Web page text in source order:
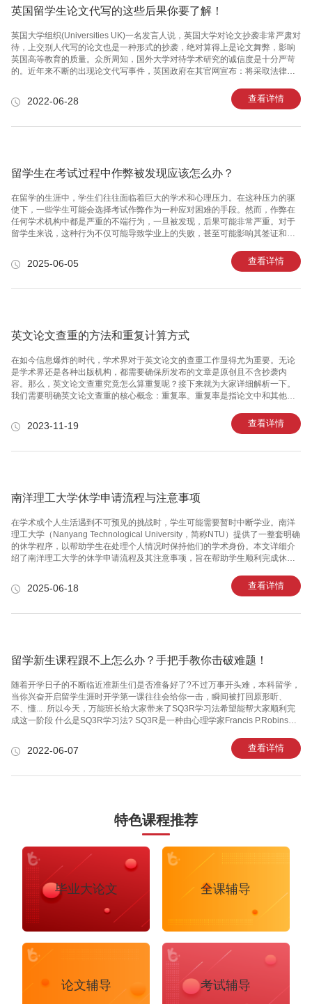
英国留学生论文代写的这些后果你要了解！
英国大学组织(Universities UK)一名发言人说，英国大学对论文抄袭非常严肃对
待，上交别人代写的论文也是一种形式的抄袭，绝对算得上是论文舞弊，影响
英国高等教育的质量。众所周知，国外大学对待学术研究的诚信度是十分严苛
的。近年来不断的出现论文代写事件，英国政府在其官网宣布：将采取法律手
告的一瞬间，就是踏进圈套的开始。看着他们扑面而来的大号加粗字眼“零风
2022-06-28 查看详情
留学生在考试过程中作弊被发现应该怎么办？
在留学的生涯中，学生们往往面临着巨大的学术和心理压力。在这种压力的驱
使下，一些学生可能会选择考试作弊作为一种应对困难的手段。然而，作弊在
任何学术机构中都是严重的不端行为，一旦被发现，后果可能非常严重。对于
留学生来说，这种行为不仅可能导致学业上的失败，甚至可能影响其签证和未
生都应具备的知识。 一、首先，保持冷静并承认错误 当你被指控作弊时，第一
步是保持冷静。虽然感到害怕、愤怒或尴尬是人之常情，但过度的情绪反应可
2025-06-05 查看详情
英文论文查重的方法和重复计算方式
在如今信息爆炸的时代，学术界对于英文论文的查重工作显得尤为重要。无论
是学术界还是各种出版机构，都需要确保所发布的文章是原创且不含抄袭内
容。那么，英文论文查重究竟怎么算重复呢？接下来就为大家详细解析一下。
我们需要明确英文论文查重的核心概念：重复率。重复率是指论文中和其他已
高，因此，学术界对于一个优秀的论文的要求是重复率要低于5％。英文论文查
重的具体步骤是什么呢？一般而言，我们可以分为以下几个步骤来进行查重：
2023-11-19 查看详情
南洋理工大学休学申请流程与注意事项
在学术或个人生活遇到不可预见的挑战时，学生可能需要暂时中断学业。南洋
理工大学（Nanyang Technological University，简称NTU）提供了一整套明确
的休学程序，以帮助学生在处理个人情况时保持他们的学术身份。本文详细介
绍了南洋理工大学的休学申请流程及其注意事项，旨在帮助学生顺利完成休学
种类非常重要。休学，即学生因私人或学术理由暂时离开大学学习。南洋理工
大学主要提供两种休学：学术休学和非学术休学。学术休学通常是因为学术交
2025-06-18 查看详情
留学新生课程跟不上怎么办？手把手教你击破难题！
随着开学日子的不断临近准新生们是否准备好了?不过万事开头难，本科留学，
当你兴奋开启留学生涯时开学第一课往往会给你一击，瞬间被打回原形听、
不、懂... ​​​​​​​ 所以今天，万能班长给大家带来了SQ3R学习法希望能帮大家顺利完
成这一阶段 什么是SQ3R学习法? SQ3R是一种由心理学家Francis P.Robinson
(Survey)、发问(Question)、阅读(Read)、背诵(Recite)、复习(Review)。
2022-06-07 查看详情
特色课程推荐
毕业大论文 全课辅导
论文辅导 考试辅导